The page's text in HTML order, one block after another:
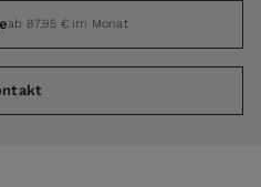
ab 87,95 € im Monat